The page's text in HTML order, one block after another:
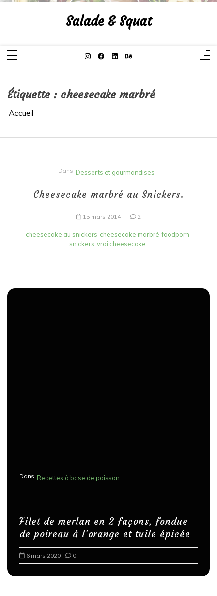
Aller
Salade & Squat
Étiquette : cheesecake marbré
Accueil
Dans Desserts et gourmandises
Cheesecake marbré au Snickers.
15 mars 2014 2
cheesecake au snickers cheesecake marbré foodporn
snickers vrai cheesecake
Dans Recettes à base de poisson
Filet de merlan en 2 façons, fondue
de poireau à l’orange et tuile épicée
6 mars 2020 0